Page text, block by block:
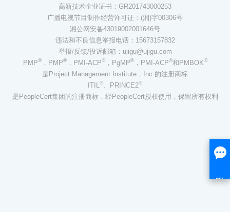
高新技术企业证书：GR201743000253
广播电视节目制作经营许可证：(湘)字00306号
湘公网安备43019002001646号
违法和不良信息举报电话：15673157832
举报/反馈/投诉邮箱：ujigu@ujigu.com
PMP®，PMP®，PMI-ACP®，PgMP®，PMI-ACP®和PMBOK®
是Project Management Institute，Inc.的注册商标
ITIL®、PRINCE2®
是PeopleCert集团的注册商标，经PeopleCert授权使用，保留所有权利